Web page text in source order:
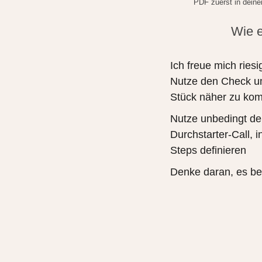
PDF zuerst in
Wie
Ich freue mich
Nutze den Check
Stück näher zu
Nutze unbedingt
Durchstarter-Call,
Steps definieren
Denke daran, es